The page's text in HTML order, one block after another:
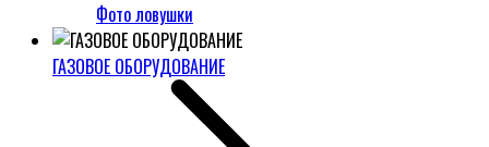
Фото ловушки
ГАЗОВОЕ ОБОРУДОВАНИЕ